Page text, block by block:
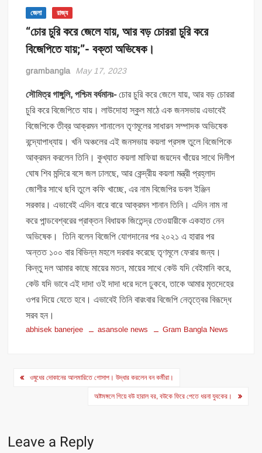
জেলা রাজ্য
“চোর চুরি করে জেলে যায়, আর বড় চোররা চুরি করে
বিজেপিতে যায়;”- বক্তা অভিষেক।
grambangla May 17, 2023
সৌমিত্র গাঙ্গুলি, পশ্চিম বর্ধমানঃ-চোর চুরি করে জেলে যায়, আর বড় চোররা
চুরি করে বিজেপিতে যায়। লাউদোহা স্কুল মাঠে এক জনসভায় এভাবেই
বিজেপিকে তীব্র আক্রমন শানালেন তৃণমূলের সাধারন সম্পাদক অভিষেক
বন্দ্যোপাধ্যায়। খনি অঞ্চলের এই জনসভায় কয়লা প্রসঙ্গ তুলে বিজেপিকে
আক্রমন করলেন তিনি। কুখ্যাত কয়লা মাফিয়া জয়দেব খাঁয়ের সাথে দিলীপ
ঘোষ শিব মন্দিরে বসে জল ঢালছে, আর কেন্দ্রীয় কয়লা মন্ত্রী প্রহ্লাদ
জোশীর সাথে ছবি তুলে কফি খাচ্ছে, এর নাম বিজেপির ডবল ইঞ্জিন
সরকার। এভাবেই এদিন বারে বারে আক্রমন শানান তিনি। এদিন নাম না
করে পান্ডবেশ্বরের প্রাক্তন বিধায়ক জিতেন্দ্র তেওয়ারীকে একহাত নেন
অভিষেক। তিনি বলেন বিজেপি যোগদানের পর ২০২১ এ হারার পর
অন্তত ১০০ বার বিভিন্ন মহলে দরবার করেছে তৃণমূলে ফেরার জন্য।
কিন্তু দল আমার কাছে মায়ের মতন, মায়ের সাথে কেউ যদি বেইমানি করে,
কেউ যদি ভাবে এই দাদা ওই দাদা ধরে দলে ঢুকবে, তাকে আমার মৃতদেহের
ওপর দিয়ে যেতে হবে। এভাবেই তিনি বারংবার বিজেপি নেতৃত্বের বিরূদ্ধে
সরব হন।
abhisek banerjee asansole news Gram Bangla News
Post
ওষুধের দোকানের আলমারিতে গোসাপ। উদ্ধার করলেন বন কর্মীরা।
অষ্টমঙ্গলে গিয়ে বউ হারাল বর, বউকে ফিরে পেতে ধরনা যুবকের।
Leave a Reply